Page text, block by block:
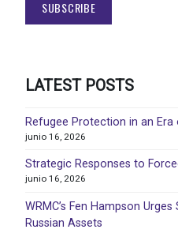
LATEST POSTS
Refugee Protection in an
junio 16, 2026
Strategic Responses to
junio 16, 2026
WRMC’s Fen Hampson
Russian Assets